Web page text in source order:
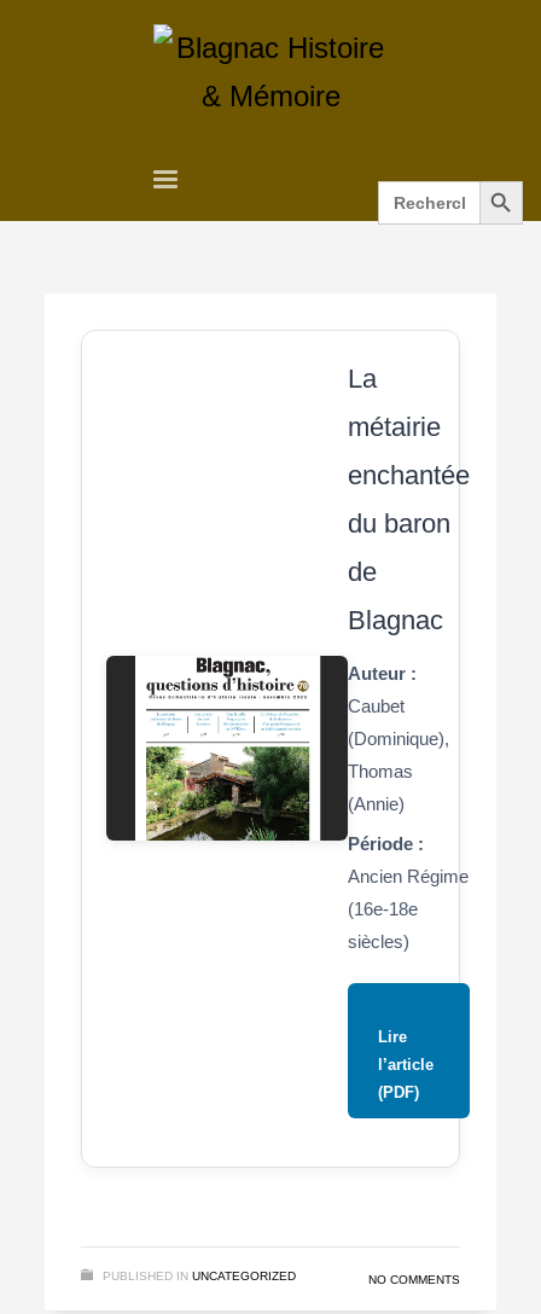
Search
for:
Search Button
La
métairie
enchantée
du baron
de
Blagnac
Auteur :
Caubet
(Dominique),
Thomas
(Annie)
Période :
Ancien Régime
(16e-18e
siècles)
Lire
l’article
(PDF)
PUBLISHED IN UNCATEGORIZED NO COMMENTS